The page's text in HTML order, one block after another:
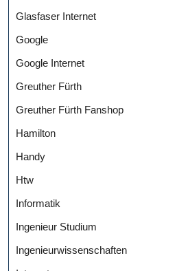
Glasfaser Internet
Google
Google Internet
Greuther Fürth
Greuther Fürth Fanshop
Hamilton
Handy
Htw
Informatik
Ingenieur Studium
Ingenieurwissenschaften